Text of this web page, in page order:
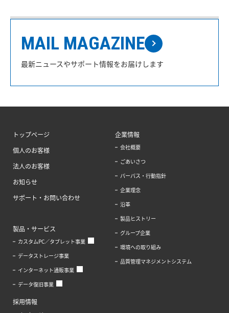
MAIL MAGAZINE
最新ニュースやサポート情報をお届けします
トップページ
個人のお客様
法人のお客様
お知らせ
サポート・お問い合わせ
製品・サービス
カスタムPC／タブレット事業
データストレージ事業
インターネット通販事業
データ復旧事業
企業情報
会社概要
ごあいさつ
パーパス・行動指針
企業理念
沿革
製品ヒストリー
グループ企業
環境への取り組み
品質管理マネジメントシステム
採用情報